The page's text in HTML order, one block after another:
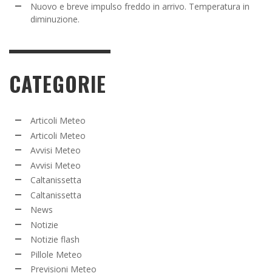
Nuovo e breve impulso freddo in arrivo. Temperatura in
diminuzione.
CATEGORIE
Articoli Meteo
Articoli Meteo
Avvisi Meteo
Avvisi Meteo
Caltanissetta
Caltanissetta
News
Notizie
Notizie flash
Pillole Meteo
Previsioni Meteo